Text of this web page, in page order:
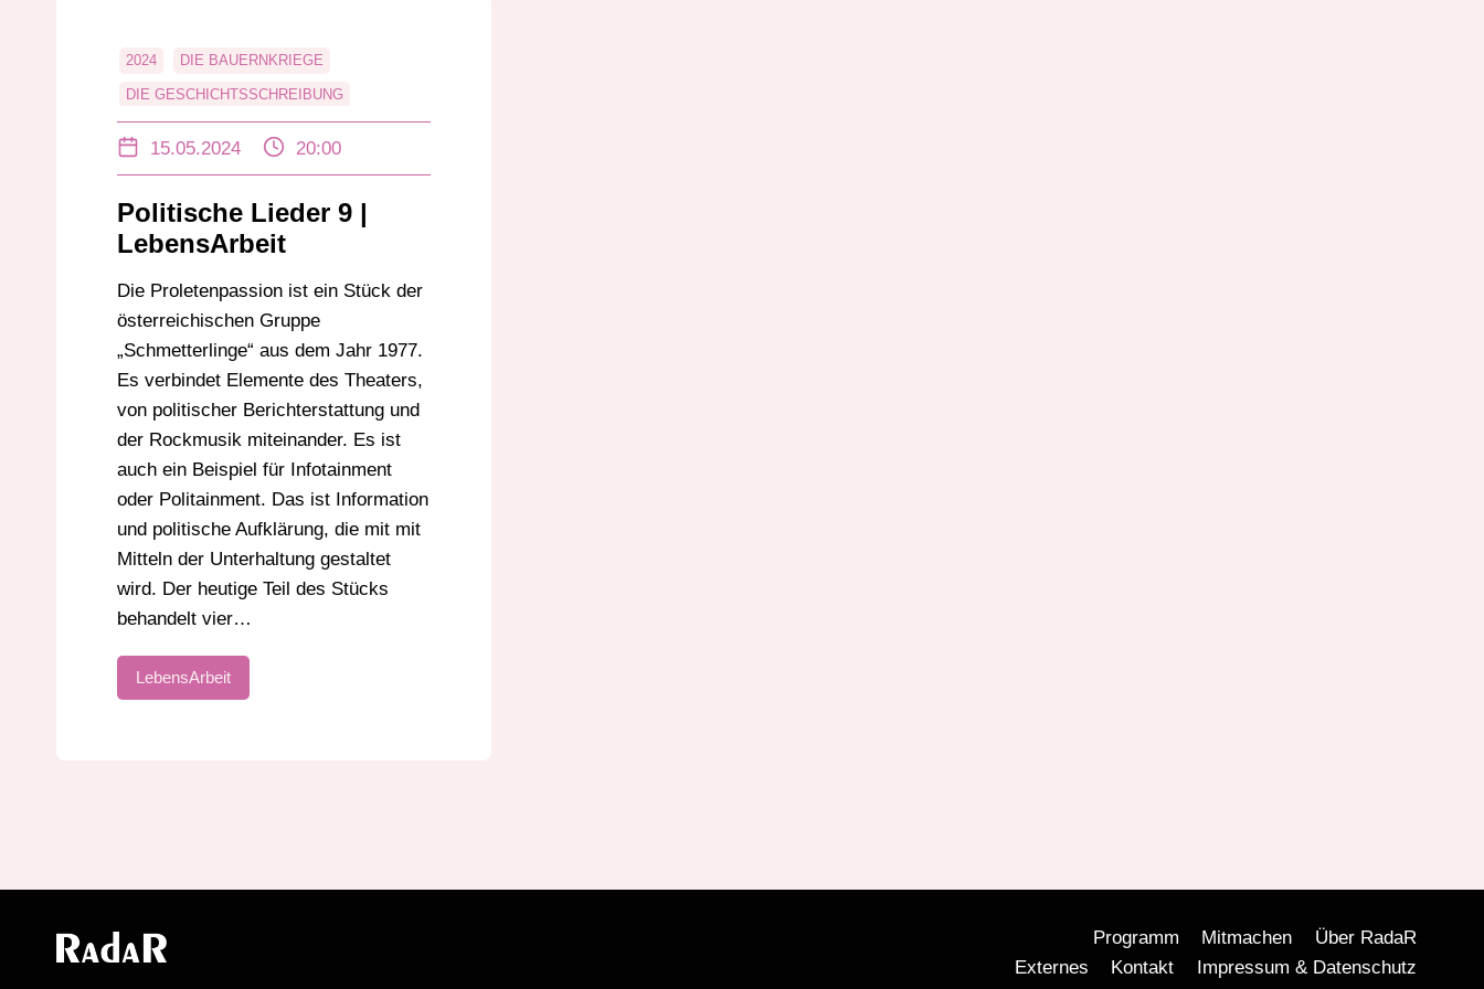
2024 DIE BAUERNKRIEGE
DIE GESCHICHTSSCHREIBUNG
DIE REVOLUTION DER BÜRGER
15.05.2024 20:00
Politische Lieder 9 |
LebensArbeit
Die Proletenpassion ist ein Stück der
österreichischen Gruppe
„Schmetterlinge“ aus dem Jahr 1977.
Es verbindet Elemente des Theaters,
von politischer Berichterstattung und
der Rockmusik miteinander. Es ist
auch ein Beispiel für Infotainment
oder Politainment. Das ist Information
und politische Aufklärung, die mit mit
Mitteln der Unterhaltung gestaltet
wird. Der heutige Teil des Stücks
behandelt vier…
LebensArbeit
Programm Mitmachen
Über RadaR
Externes
Kontakt Impressum & Datenschutz